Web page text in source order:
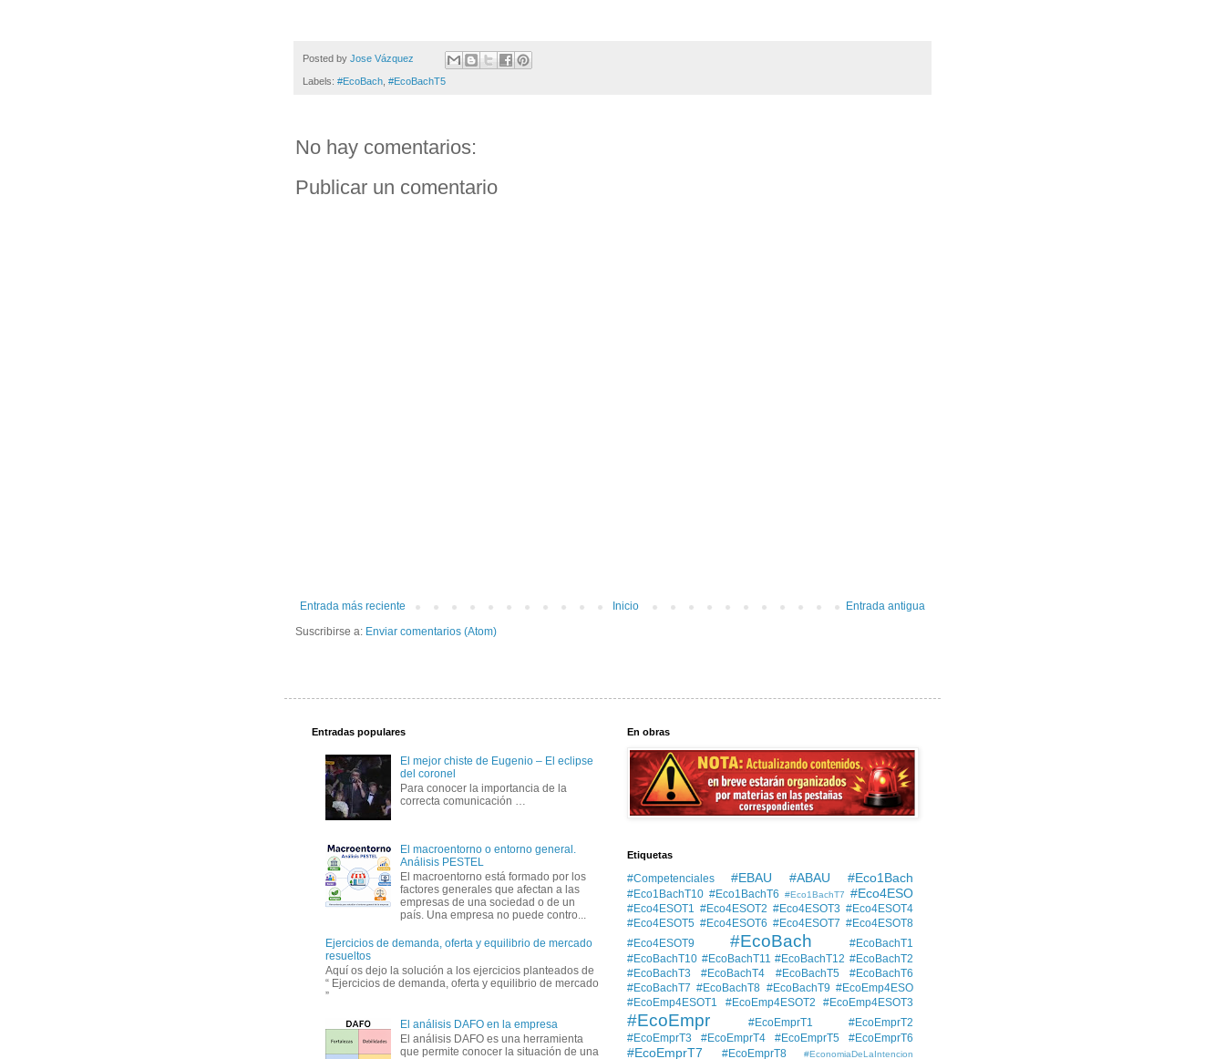
Posted by Jose Vázquez
Labels: #EcoBach #EcoBachT5
No hay comentarios:
Publicar un comentario
Entrada más reciente Entrada antigua
Inicio
Suscribirse a: Enviar comentarios (Atom)
Entradas populares
El mejor chiste de Eugenio – El eclipse
del coronel
Para conocer la importancia de la
correcta comunicación …
El macroentorno o entorno general.
Análisis PESTEL
El macroentorno está formado por los
factores generales que afectan a las
empresas de una sociedad o de un
país. Una empresa no puede contro...
Ejercicios de demanda, oferta y equilibrio de mercado
resueltos
Aquí os dejo la solución a los ejercicios planteados de
“ Ejercicios de demanda, oferta y equilibrio de mercado
”
El análisis DAFO en la empresa
El análisis DAFO es una herramienta
que permite conocer la situación de una
En obras
Etiquetas
#Competenciales #EBAU #ABAU #Eco1Bach
#Eco1BachT10 #Eco1BachT6 #Eco1BachT7 #Eco4ESO
#Eco4ESOT1 #Eco4ESOT2 #Eco4ESOT3 #Eco4ESOT4
#Eco4ESOT5 #Eco4ESOT6 #Eco4ESOT7 #Eco4ESOT8
#Eco4ESOT9
#EcoBach
#EcoBachT1
#EcoBachT10 #EcoBachT11 #EcoBachT12 #EcoBachT2
#EcoBachT3
#EcoBachT4 #EcoBachT5
#EcoBachT6
#EcoBachT7 #EcoBachT8 #EcoBachT9 #EcoEmp4ESO
#EcoEmp4ESOT1
#EcoEmp4ESOT2 #EcoEmp4ESOT3
#EcoEmpr #EcoEmprT1
#EcoEmprT2
#EcoEmprT3
#EcoEmprT4 #EcoEmprT5 #EcoEmprT6
#EcoEmprT7 #EcoEmprT8 #EconomiaDeLaIntencion